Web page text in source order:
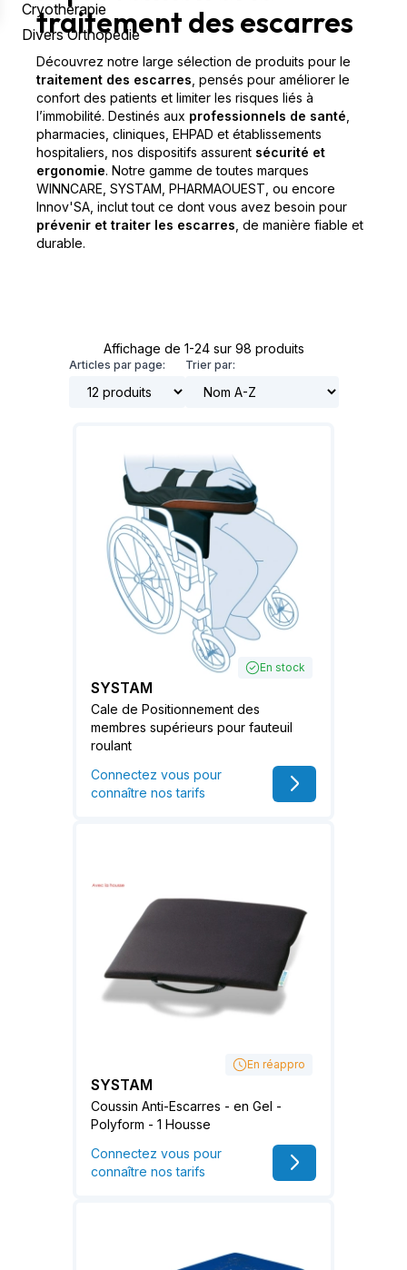
Cryothérapie
Divers Orthopédie
traitement des escarres
Découvrez notre large sélection de produits pour le
traitement des escarres , pensés pour améliorer le
confort des patients et limiter les risques liés à
l’immobilité. Destinés aux professionnels de santé
pharmacies, cliniques, EHPAD et établissements
hospitaliers, nos dispositifs assurent sécurité et
ergonomie. Notre gamme de toutes marques
WINNCARE, SYSTAM, PHARMAOUEST, ou encore
Innov'SA, inclut tout ce dont vous avez besoin pour
prévenir et traiter les escarres , de manière fiable et
durable.
Affichage de 1-24 sur 98 produits
Articles par page: Trier par:
En stock
SYSTAM
Cale de Positionnement des
membres supérieurs pour fauteuil
roulant
Connectez vous pour
connaître nos tarifs
En réappro
SYSTAM
Coussin Anti-Escarres - en Gel -
Polyform - 1 Housse
Connectez vous pour
connaître nos tarifs